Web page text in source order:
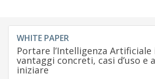
WHITE PAPER
Portare l’Intelligenza Artificiale
vantaggi concreti, casi d’uso e
iniziare